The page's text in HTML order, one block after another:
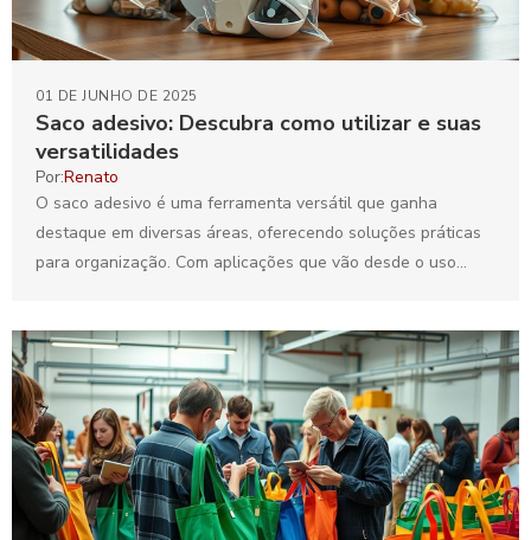
Saco adesivo: Descubra como utilizar e suas
versatilidades
01 DE JUNHO DE 2025
Por:Renato
O saco adesivo é uma ferramenta versátil que ganha
destaque em diversas áreas, oferecendo soluções práticas
para organização. Com aplicações que vão desde o uso...